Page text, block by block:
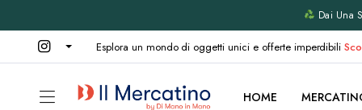
Dai Una
Esplora un mondo di oggetti unici e offerte imperdibili
HOME